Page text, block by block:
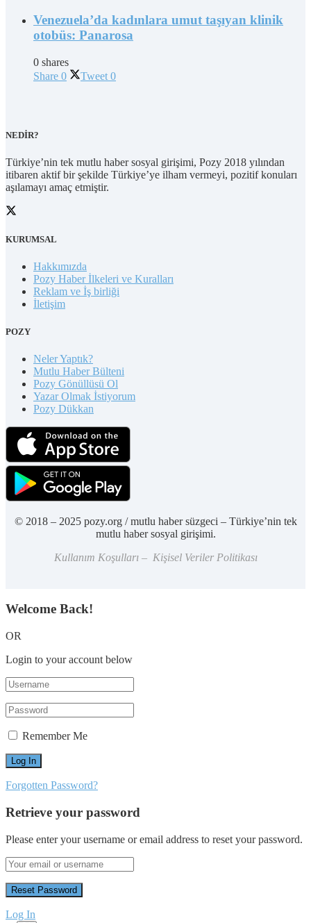
Venezuela’da kadınlara umut taşıyan klinik
otobüs: Panarosa
0 shares
Share 0 Tweet 0
NEDİR?
Türkiye’nin tek mutlu haber sosyal girişimi, Pozy 2018 yılından
itibaren aktif bir şekilde Türkiye’ye ilham vermeyi, pozitif konuları
aşılamayı amaç etmiştir.
KURUMSAL
Hakkımızda
Pozy Haber İlkeleri ve Kuralları
Reklam ve İş birliği
İletişim
POZY
Neler Yaptık?
Mutlu Haber Bülteni
Pozy Gönüllüsü Ol
Yazar Olmak İstiyorum
Pozy Dükkan
© 2018 – 2025 pozy.org / mutlu haber süzgeci – Türkiye’nin tek
mutlu haber sosyal girişimi.
Kullanım Koşulları – Kişisel Veriler Politikası
Welcome Back!
OR
Login to your account below
Remember Me
Forgotten Password?
Retrieve your password
Please enter your username or email address to reset your password.
Log In